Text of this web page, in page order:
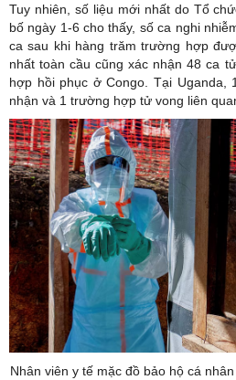
Tuy nhiên, số liệu mới nhất do Tổ
bố ngày 1-6 cho thấy, số ca nghi
ca sau khi hàng trăm trường hợp
nhất toàn cầu cũng xác nhận 48 ca
hợp hồi phục ở Congo. Tại Uganda,
nhận và 1 trường hợp tử vong liên
Nhân viên y tế mặc đồ bảo hộ cá